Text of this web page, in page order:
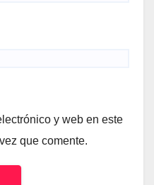
y web en este
que comente.